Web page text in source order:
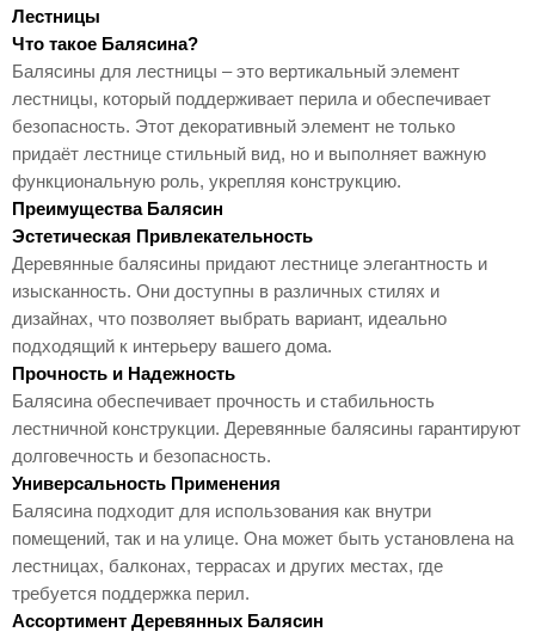
Лестницы
Что такое Балясина?
Балясины для лестницы – это вертикальный элемент
лестницы, который поддерживает перила и обеспечивает
безопасность. Этот декоративный элемент не только
придаёт лестнице стильный вид, но и выполняет важную
функциональную роль, укрепляя конструкцию.
Преимущества Балясин
Эстетическая Привлекательность
Деревянные балясины придают лестнице элегантность и
изысканность. Они доступны в различных стилях и
дизайнах, что позволяет выбрать вариант, идеально
подходящий к интерьеру вашего дома.
Прочность и Надежность
Балясина обеспечивает прочность и стабильность
лестничной конструкции. Деревянные балясины гарантируют
долговечность и безопасность.
Универсальность Применения
Балясина подходит для использования как внутри
помещений, так и на улице. Она может быть установлена на
лестницах, балконах, террасах и других местах, где
требуется поддержка перил.
Ассортимент Деревянных Балясин